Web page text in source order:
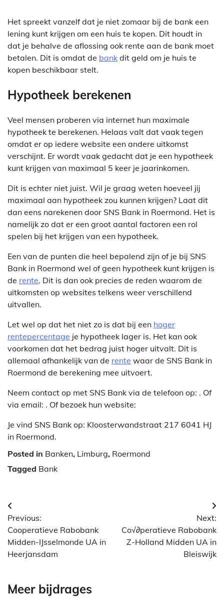
Het spreekt vanzelf dat je niet zomaar bij de bank een
lening kunt krijgen om een huis te kopen. Dit houdt in
dat je behalve de aflossing ook rente aan de bank moet
betalen. Dit is omdat de bank dit geld om je huis te
kopen beschikbaar stelt.
Hypotheek berekenen
Veel mensen proberen via internet hun maximale
hypotheek te berekenen. Helaas valt dat vaak tegen
omdat er op iedere website een andere uitkomst
verschijnt. Er wordt vaak gedacht dat je een hypotheek
kunt krijgen van maximaal 5 keer je jaarinkomen.
Dit is echter niet juist. Wil je graag weten hoeveel jij
maximaal aan hypotheek zou kunnen krijgen? Laat dit
dan eens narekenen door SNS Bank in Roermond. Het is
namelijk zo dat er een groot aantal factoren een rol
spelen bij het krijgen van een hypotheek.
Een van de punten die heel bepalend zijn of je bij SNS
Bank in Roermond wel of geen hypotheek kunt krijgen is
de rente. Dit is dan ook precies de reden waarom de
uitkomsten op websites telkens weer verschillend
uitvallen.
Let wel op dat het niet zo is dat bij een hoger
rentepercentage je hypotheek lager is. Het kan ook
voorkomen dat het bedrag juist hoger uitvalt. Dit is
allemaal afhankelijk van de rente waar de SNS Bank in
Roermond de berekening mee uitvoert.
Neem contact op met SNS Bank via de telefoon op: . Of
via email: . Of bezoek hun website:
Je vind SNS Bank op: Kloosterwandstraat 217 6041 HJ
in Roermond.
Posted in Banken, Limburg, Roermond
Tagged Bank
Berichtnavigatie
Previous:
Cooperatieve Rabobank
Midden-IJsselmonde UA in
Heerjansdam
Next:
Co√∂peratieve Rabobank
Z-Holland Midden UA in
Bleiswijk
Meer bijdrages